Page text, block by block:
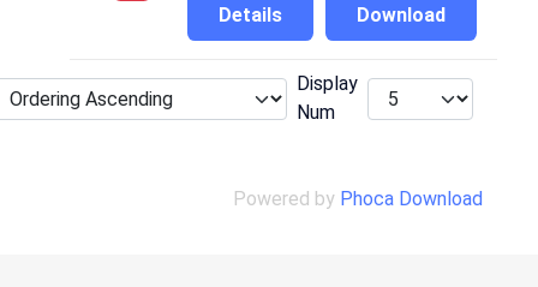
Download
Details
Display
Num
Powered by Phoca Download